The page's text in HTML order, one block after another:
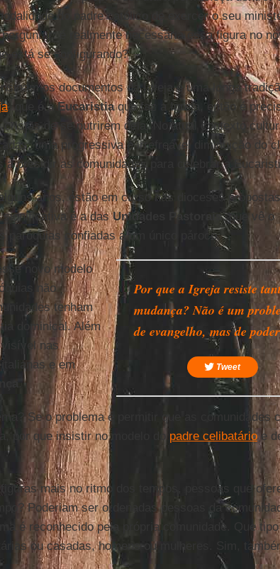
do padre católico de exercer o seu
é realmente necessária essa figura no
está se configurando?
os documentos da Igreja e uma longa
, que é aEucaristiaque faz a Igreja, então é
de se nutrirem dela. No atual contexto
uma progressiva e irrefreável diminuição do
a presidir as comunidades para celebrar a
anos, estão em curso nas dioceses
significativa é a dasUnidades Pastorais, que vê o
paróquias confiadas a um único pároco.
Por que a Igreja resiste
mudança? Não é um
de evangelho, mas de poder
Tweet
novo modelo
não
tenham
dominical. Além
nas
italianas e em
Se o problema é permitir que as comunidades
por que insistir no modelo do padre celibatárioe
figuras mais no ritmo dos tempos, pessoas que
Poderiam ser ordenadas pessoas da
é reconhecido pela própria comunidade. Que
ou casadas, homens ou mulheres. Sim,